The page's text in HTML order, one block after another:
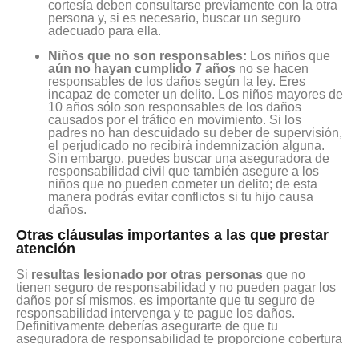
cortesía deben consultarse previamente con la otra
persona y, si es necesario, buscar un seguro
adecuado para ella.
Niños que no son responsables: Los niños que
aún no hayan cumplido 7 años no se hacen
responsables de los daños según la ley. Eres
incapaz de cometer un delito. Los niños mayores de
10 años sólo son responsables de los daños
causados por el tráfico en movimiento. Si los
padres no han descuidado su deber de supervisión,
el perjudicado no recibirá indemnización alguna.
Sin embargo, puedes buscar una aseguradora de
responsabilidad civil que también asegure a los
niños que no pueden cometer un delito; de esta
manera podrás evitar conflictos si tu hijo causa
daños.
Otras cláusulas importantes a las que prestar
atención
Si resultas lesionado por otras personas que no
tienen seguro de responsabilidad y no pueden pagar los
daños por sí mismos, es importante que tu seguro de
responsabilidad intervenga y te pague los daños.
Definitivamente deberías asegurarte de que tu
aseguradora de responsabilidad te proporcione cobertura